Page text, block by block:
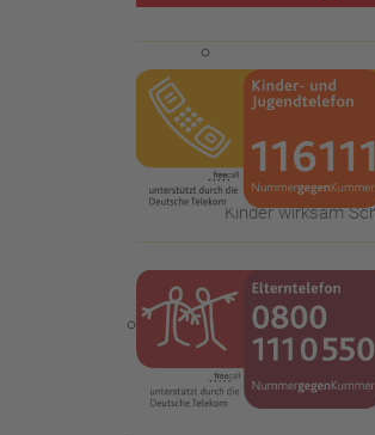
Qualitätsstandards
Kinder wirksam
Die Familienberatungsstelle